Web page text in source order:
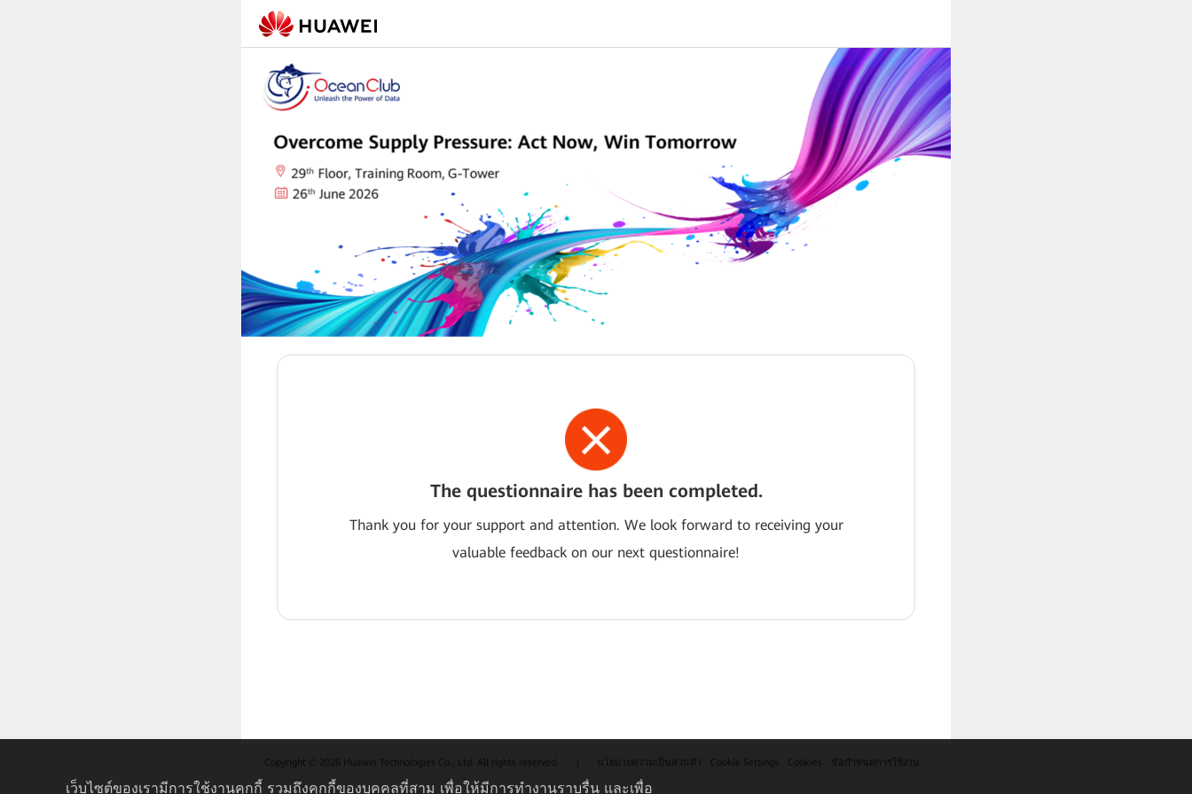
The questionnaire has been completed.
Thank you for your support and attention. We look forward to receiving your
valuable feedback on our next questionnaire!
Copyright © 2026 Huawei Technologies Co., Ltd. All rights reserved. นโยบายความเป็นส่วนตัว Cookie Settings Cookies ข้อกำหนดการใช้งาน
เว็บไซต์ของเรามีการใช้งานคุกกี้ รวมถึงคุกกี้ของบุคคลที่สาม เพื่อให้มีการทำงานราบรื่น และเพื่อ